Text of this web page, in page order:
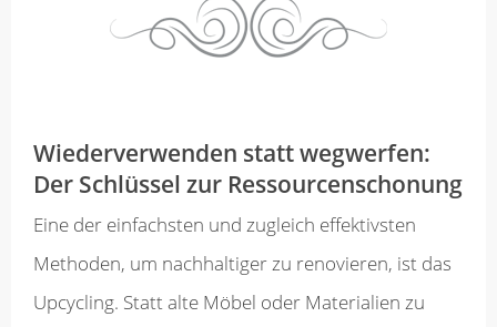
Wiederverwenden statt wegwerfen:
Der Schlüssel zur Ressourcenschonung
Eine der einfachsten und zugleich effektivsten
Methoden, um nachhaltiger zu renovieren, ist das
Upcycling. Statt alte Möbel oder Materialien zu